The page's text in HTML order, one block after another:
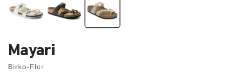
Mayari
Birko-Flor